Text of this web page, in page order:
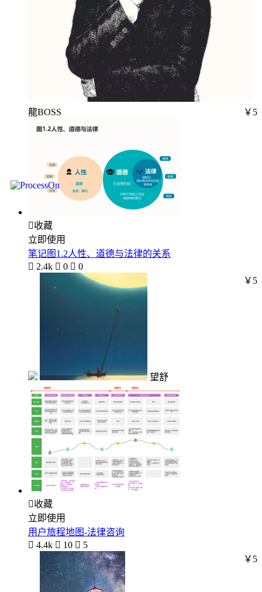
龍BOSS ￥5
收藏
立即使用
笔记图1.2人性、道德与法律的关系
 2.4k  0  0
望舒
￥5
收藏
立即使用
用户旅程地图-法律咨询
 4.4k  10  5
￥5